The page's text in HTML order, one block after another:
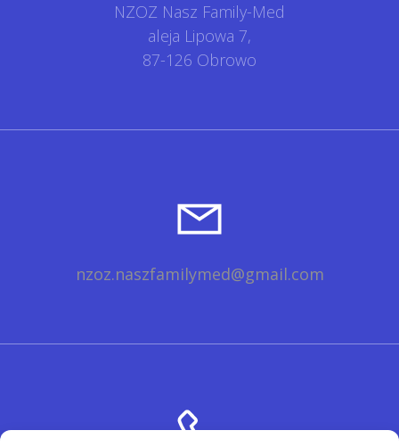
NZOZ Nasz Family-Med
aleja Lipowa 7,
87-126 Obrowo
nzoz.naszfamilymed@gmail.com